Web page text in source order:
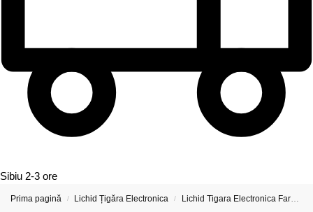
Sibiu 2-3 ore
Prima pagină / Lichid Țigăra Electronica / Lichid Tigara Electronica Fara Nicotina